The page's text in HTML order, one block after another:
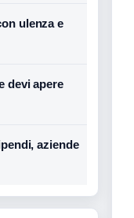
ulenza e
devi apere
aziende